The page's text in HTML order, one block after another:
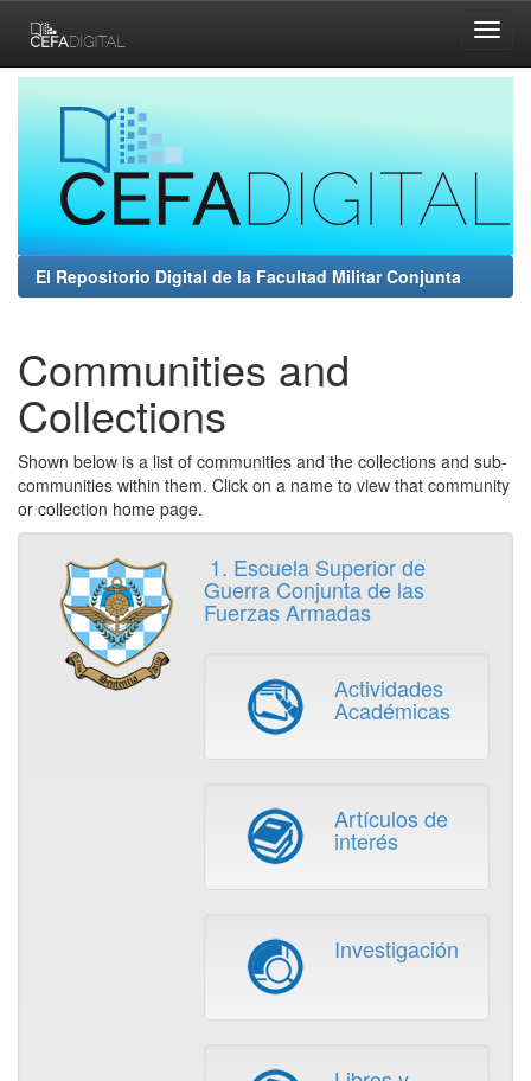
navigation
El Repositorio Digital de la Facultad Militar Conjunta
Communities and
Collections
Shown below is a list of communities and the collections and sub-
communities within them. Click on a name to view that community
or collection home page.
1. Escuela Superior de
Guerra Conjunta de las
Fuerzas Armadas
Actividades
Académicas
Artículos de
interés
Investigación